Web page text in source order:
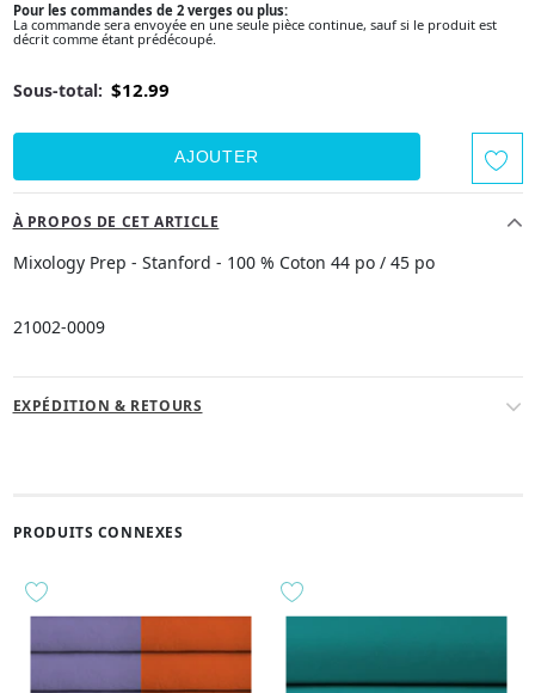
Pour les commandes de 2 verges ou plus:
La commande sera envoyée en une seule pièce continue, sauf si le produit est
décrit comme étant prédécoupé.
Sous-total: $12.99
À PROPOS DE CET ARTICLE
Mixology Prep - Stanford - 100 % Coton 44 po / 45 po
21002-0009
EXPÉDITION & RETOURS
PRODUITS CONNEXES